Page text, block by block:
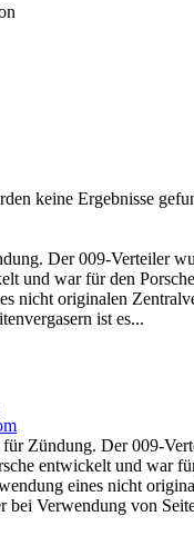
keine Ergebnisse
Der 009-Verteiler
und war für den
nicht originalen
ist es...
Zündung. Der 009-
entwickelt und war
eines nicht
bei Verwendung von